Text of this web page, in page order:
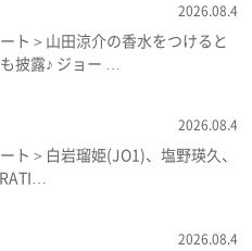
2026.08.4
ト＞山田涼介の香水をつけると
披露♪ ジョー …
2026.08.4
ト＞白岩瑠姫(JO1)、塩野瑛久、
2026.08.4